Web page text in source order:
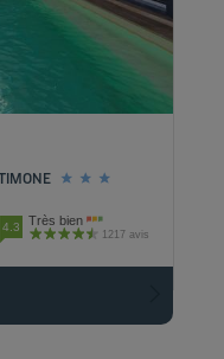
4.3 Très bien
1217 avis